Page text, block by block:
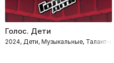
Голос. Дети
2024, Дети, Музыкальные, Талант-